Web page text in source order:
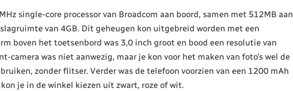
single-core processor van Broadcom aan boord, samen met 512MB aan
van 4GB. Dit geheugen kon uitgebreid worden met een
boven het toetsenbord was 3,0 inch groot en bood een resolutie van
camera was niet aanwezig, maar je kon voor het maken van foto’s wel de
zonder flitser. Verder was de telefoon voorzien van een 1200 mAh
je in de winkel kiezen uit zwart, roze of wit.